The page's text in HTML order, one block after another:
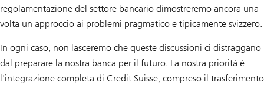
regolamentazione del settore bancario dimostreremo ancora una
volta un approccio ai problemi pragmatico e tipicamente svizzero.
In ogni caso, non lasceremo che queste discussioni ci distraggano
dal preparare la nostra banca per il futuro. La nostra priorità è
l'integrazione completa di Credit Suisse, compreso il trasferimento